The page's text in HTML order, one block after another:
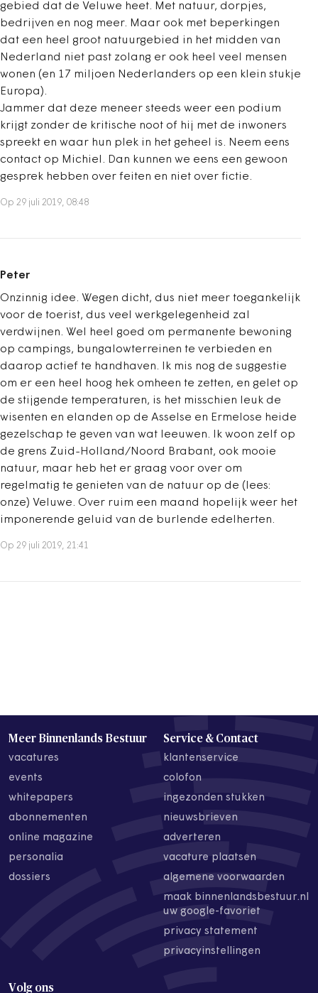
gebied dat de Veluwe heet. Met natuur, dorpjes,
bedrijven en nog meer. Maar ook met beperkingen
dat een heel groot natuurgebied in het midden van
Nederland niet past zolang er ook heel veel mensen
wonen (en 17 miljoen Nederlanders op een klein stukje
Europa).
Jammer dat deze meneer steeds weer een podium
krijgt zonder de kritische noot of hij met de inwoners
spreekt en waar hun plek in het geheel is. Neem eens
contact op Michiel. Dan kunnen we eens een gewoon
gesprek hebben over feiten en niet over fictie.
Op 29 juli 2019, 08:48
Peter
Onzinnig idee. Wegen dicht, dus niet meer toegankelijk
voor de toerist, dus veel werkgelegenheid zal
verdwijnen. Wel heel goed om permanente bewoning
op campings, bungalowterreinen te verbieden en
daarop actief te handhaven. Ik mis nog de suggestie
om er een heel hoog hek omheen te zetten, en gelet op
de stijgende temperaturen, is het misschien leuk de
wisenten en elanden op de Asselse en Ermelose heide
gezelschap te geven van wat leeuwen. Ik woon zelf op
de grens Zuid-Holland/Noord Brabant, ook mooie
natuur, maar heb het er graag voor over om
regelmatig te genieten van de natuur op de (lees:
onze) Veluwe. Over ruim een maand hopelijk weer het
imponerende geluid van de burlende edelherten.
Op 29 juli 2019, 21:41
Meer Binnenlands Bestuur
vacatures
events
whitepapers
abonnementen
online magazine
personalia
dossiers
Service & Contact
klantenservice
colofon
ingezonden stukken
nieuwsbrieven
adverteren
vacature plaatsen
algemene voorwaarden
maak binnenlandsbestuur.nl
uw google-favoriet
privacy statement
privacyinstellingen
Volg ons